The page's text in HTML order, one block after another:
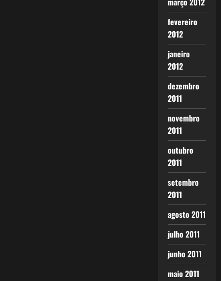
fevereiro
2012
janeiro
2012
dezembro
2011
novembro
2011
outubro
2011
setembro
2011
agosto 2011
julho 2011
junho 2011
maio 2011